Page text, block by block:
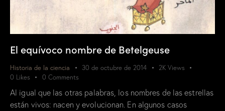
El equívoco nombre de Betelgeuse
Historia de la ciencia 30 de octubre de 2014 2K Views
0 Likes 0 Comments
Al igual que las otras palabras, los nombres de las estrellas
están vivos: nacen y evolucionan. En algunos casos